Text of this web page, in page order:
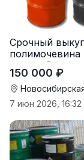
Срочный
полимочевина
типов,
Экстраплан
150 000 ₽
7 июн 2026, 16:32